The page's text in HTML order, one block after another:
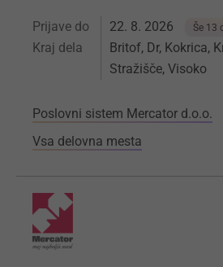
Prijave do 22. 8. 2026 Še 13
Kraj dela
Britof, Dr, Kokrica,
Stražišče, Visoko
Poslovni sistem Mercator d.o.o.
Vsa delovna mesta